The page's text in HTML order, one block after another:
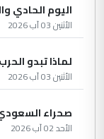
اليوم الحادي
الأثنين 03 آب 2026
لماذا تبدو
الأثنين 03 آب 2026
صحراء
الأحد 02 آب 2026